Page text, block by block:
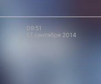
09:51
17 сентября 2014